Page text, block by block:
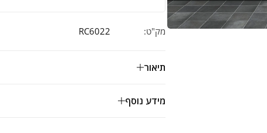
מק"ט: RC6022
תיאור
מידע נוסף